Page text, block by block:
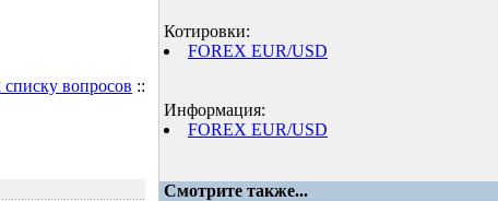
списку вопросов ::
Котировки:
FOREX EUR/USD
Информация:
FOREX EUR/USD
Смотрите также...